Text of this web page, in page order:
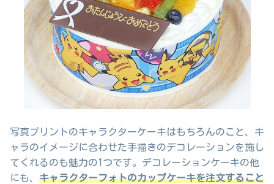
写真プリントのキャラクターケーキはもちろんのこと、キ
ャラのイメージに合わせた手描きのデコレーションを施し
てくれるのも魅力の1つです。デコレーションケーキの他
にも、 キャラクターフォトのカップケーキを注文すること